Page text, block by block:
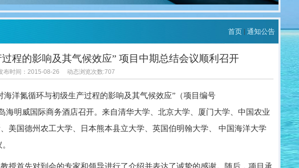
首页 通知公告
程的影响及其气候效应” 项目中期总结会议顺利召开
布时间：2015-08-26 动态浏览次数:707
海洋氮循环与初级生产过程的影响及其气候效应”（项目编号
海明威国际商务酒店召开。来自清华大学、北京大学、
厦门大学、中国农业
美国德州农工大学、日本熊本县立大学、英国伯明翰大学、 中国海洋大学
授首先对到会的专家和领导进行了介绍并表达了诚挚的感谢。随后，项目承